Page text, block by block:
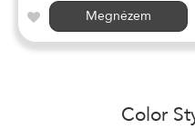
Megnézem
Color